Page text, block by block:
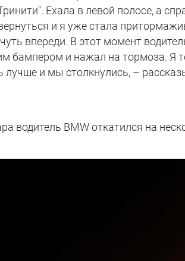
Ехала в левой полосе, а
и я уже стала
впереди. В этот момент
бампером и нажал на тормоза. Я
лучше и мы столкнулись, –
водитель BMW откатился на